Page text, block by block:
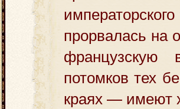
прорвалась на
потомков тех
краях — имеют